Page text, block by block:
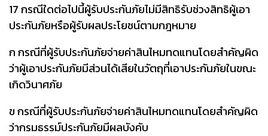
17 กรณีใดต่อไปนี้ผู้รับประกันภัยไม่มีสิทธิรับช่วงสิทธิผู้เอา
ประกันภัยหรือผู้รับผลประโยชน์ตามกฎหมาย
ก กรณีที่ผู้รับประกันภัยจ่ายค่าสินไหมทดแทนโดยสำคัญผิด
ว่าผู้เอาประกันภัยมีส่วนได้เสียในวัตถุที่เอาประกันภัยในขณะ
เกิดวินาศภัย
ข กรณีที่ผู้รับประกันภัยจ่ายค่าสินไหมทดแทนโดยสำคัญผิด
ว่ากรมธรรม์ประกันภัยมีผลบังคับ